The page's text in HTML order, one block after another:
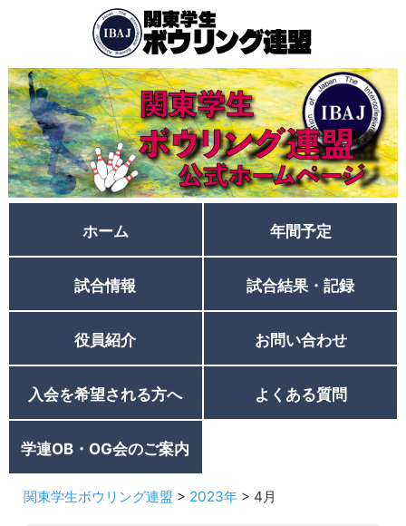
ホーム 年間予定
試合情報 試合結果・記録
役員紹介 お問い合わせ
入会を希望される方へ よくある質問
学連OB・OG会のご案内
関東学生ボウリング連盟 > 2023年 > 4月